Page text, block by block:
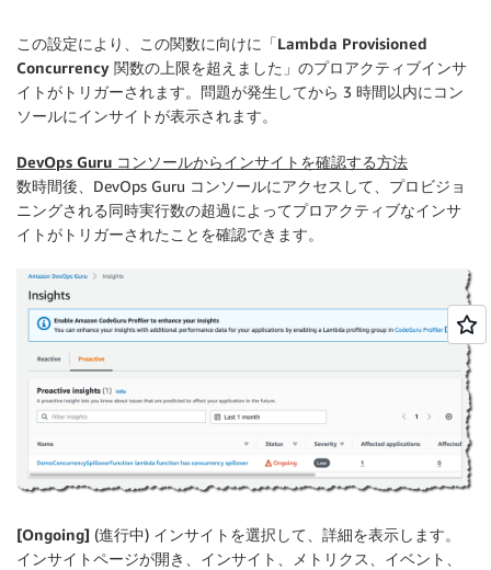
この設定により、この関数に向けに「Lambda Provisioned
Concurrency 関数の上限を超えました 」のプロアクティブインサ
イトがトリガーされます。問題が発生してから 3 時間以内にコン
ソールにインサイトが表示されます。
DevOps Guru コンソールからインサイトを確認する方法
数時間後、DevOps Guru コンソールにアクセスして、プロビジョ
ニングされる同時実行数の超過によってプロアクティブなインサ
イトがトリガーされたことを確認できます。
[Ongoing] (進行中) インサイトを選択して、詳細を表示します。
インサイトページが開き、インサイト、メトリクス、イベント、